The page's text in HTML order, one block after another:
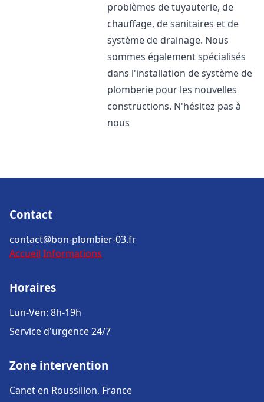
problèmes de tuyauterie, de
chauffage, de sanitaires et de
système de drainage. Nous
sommes également spécialisés
dans l'installation de système de
plomberie pour les nouvelles
constructions. N'hésitez pas à
nous
Contact
contact@bon-plombier-03.fr
Accueil Informations
Horaires
Lun-Ven: 8h-19h
Service d'urgence 24/7
Zone intervention
Canet en Roussillon, France